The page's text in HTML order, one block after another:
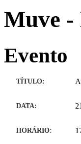
Muve -
Evento
TÍTULO:
DATA:
HORÁRIO: